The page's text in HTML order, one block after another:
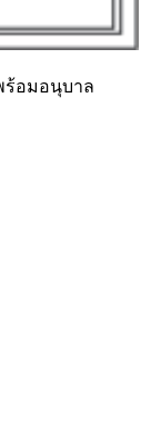
ร้อมอนุบาล